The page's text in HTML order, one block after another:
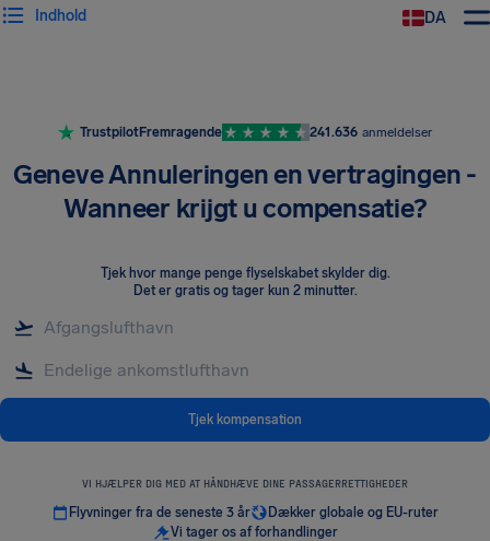
DA
Indhold
TrustpilotFremragende 241.636 anmeldelser
Geneve Annuleringen en vertragingen -
Wanneer krijgt u compensatie?
Tjek hvor mange penge flyselskabet skylder dig.
Det er gratis og tager kun 2 minutter.
Tjek kompensation
VI HJÆLPER DIG MED AT HÅNDHÆVE DINE PASSAGERRETTIGHEDER
Flyvninger fra de seneste 3 år
Dækker globale og EU-ruter
Vi tager os af forhandlinger